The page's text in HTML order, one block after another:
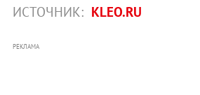
ИСТОЧНИК: KLEO.RU
РЕКЛАМА